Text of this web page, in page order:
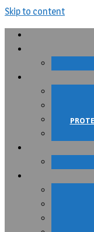
Skip to content